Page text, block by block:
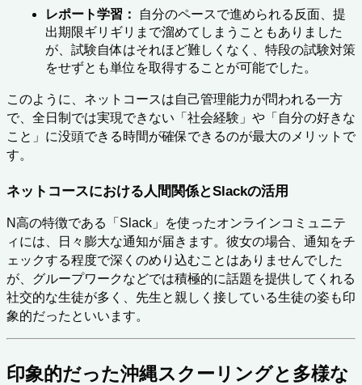
レポート学習：
自分のペースで進められる反面、提
出期限ギリギリまで溜めてしまうこともありました
が、試験自体はそれほど難しくなく、特段の試験対策
をせずとも単位を取得することが可能でした。
このように、ネットコースは自己管理能力が問われる一方
で、全日制では実現できない「社会経験」や「自分の好きな
こと」に没頭できる時間が確保できるのが最大のメリットで
す。
ネットコースにおける人間関係とSlackの活用
N高の特徴である「Slack」を使ったオンラインコミュニテ
ィには、日々膨大な通知が届きます。彼女の場合、通知をチ
ェックする程度で深くのめり込むことはありませんでした
が、グループワークなどでは積極的に話題を提供してくれる
社交的な生徒が多く、先生と親しく接している生徒の姿も印
象的だったといいます。
印象的だった沖縄スクーリングと多様な